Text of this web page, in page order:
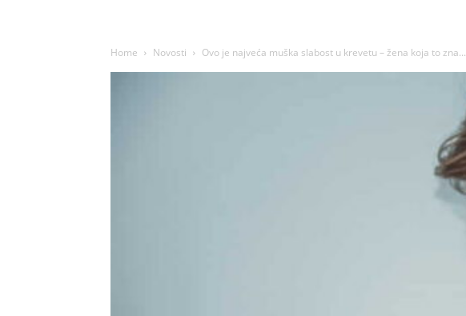
Home Novosti Ovo je najveća muška slabost u krevetu – žena koja to zna...